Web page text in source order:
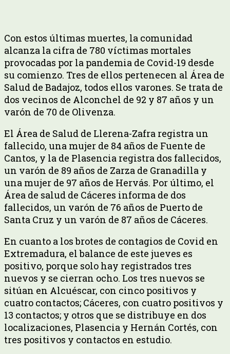
Con estos últimas muertes, la comunidad
alcanza la cifra de 780 víctimas mortales
provocadas por la pandemia de Covid-19 desde
su comienzo. Tres de ellos pertenecen al Área de
Salud de Badajoz, todos ellos varones. Se trata de
dos vecinos de Alconchel de 92 y 87 años y un
varón de 70 de Olivenza.
El Área de Salud de Llerena-Zafra registra un
fallecido, una mujer de 84 años de Fuente de
Cantos, y la de Plasencia registra dos fallecidos,
un varón de 89 años de Zarza de Granadilla y
una mujer de 97 años de Hervás. Por último, el
Área de salud de Cáceres informa de dos
fallecidos, un varón de 76 años de Puerto de
Santa Cruz y un varón de 87 años de Cáceres.
En cuanto a los brotes de contagios de Covid en
Extremadura, el balance de este jueves es
positivo, porque solo hay registrados tres
nuevos y se cierran ocho. Los tres nuevos se
sitúan en Alcuéscar, con cinco positivos y
cuatro contactos; Cáceres, con cuatro positivos y
13 contactos; y otros que se distribuye en dos
localizaciones, Plasencia y Hernán Cortés, con
tres positivos y contactos en estudio.